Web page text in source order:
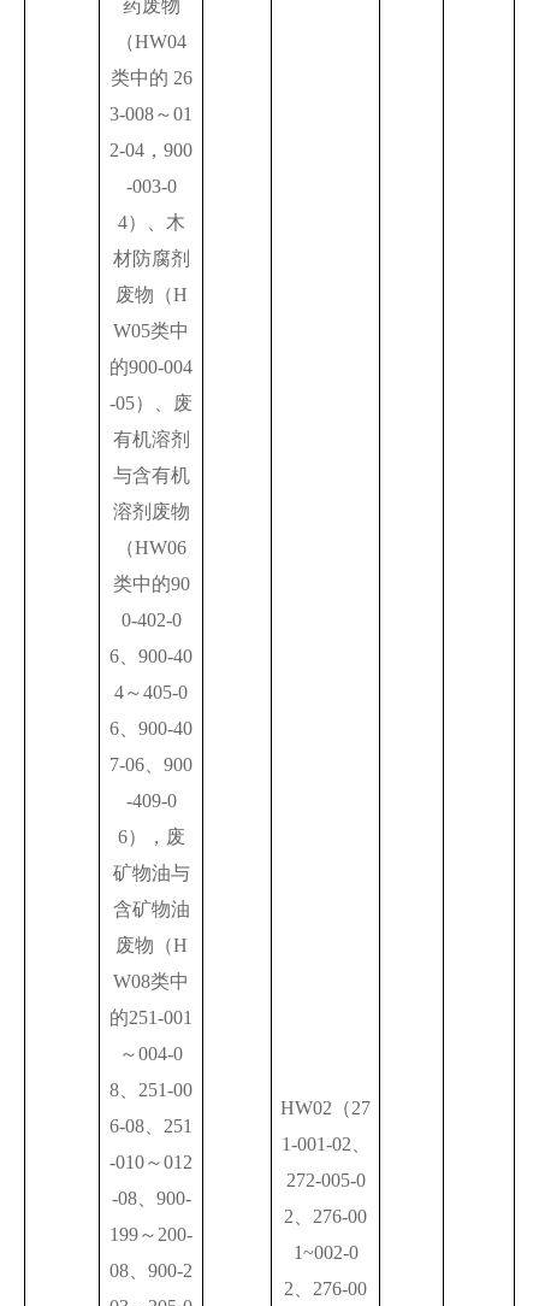
药废物
（HW04
类中的 26
3-008～01
2-04，900
-003-0
4）、木
材防腐剂
废物（H
W05类中
的900-004
-05）、废
有机溶剂
与含有机
溶剂废物
（HW06
类中的90
0-402-0
6、900-40
4～405-0
6、900-40
7-06、900
-409-0
6），废
矿物油与
含矿物油
废物（H
W08类中
的251-001
～004-0
8、251-00
6-08、251
-010～012
-08、900-
199～200-
08、900-2
HW02（27
1-001-02、
272-005-0
2、276-00
1~002-0
2、276-00